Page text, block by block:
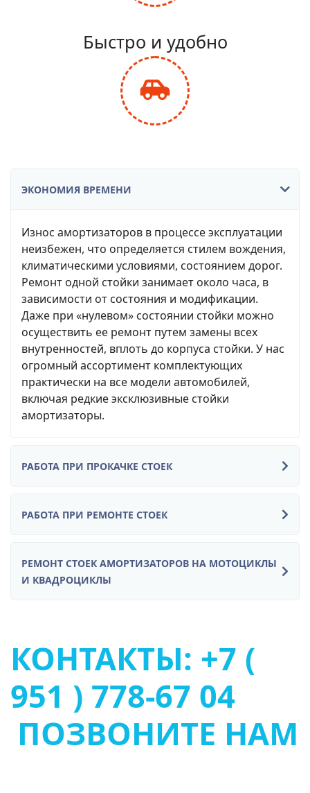
balance-
scale
Быстро и удобно
fas
fa-
ЭКОНОМИЯ ВРЕМЕНИ
Износ амортизаторов в процессе эксплуатации
неизбежен, что определяется стилем вождения,
климатическими условиями, состоянием дорог.
Ремонт одной стойки занимает около часа, в
зависимости от состояния и модификации.
Даже при «нулевом» состоянии стойки можно
осуществить ее ремонт путем замены всех
внутренностей, вплоть до корпуса стойки. У нас
огромный ассортимент комплектующих
практически на все модели автомобилей,
включая редкие эксклюзивные стойки
амортизаторы.
РАБОТА ПРИ ПРОКАЧКЕ СТОЕК
РАБОТА ПРИ РЕМОНТЕ СТОЕК
РЕМОНТ СТОЕК АМОРТИЗАТОРОВ НА МОТОЦИКЛЫ
И КВАДРОЦИКЛЫ
КОНТАКТЫ: +7 (
951 ) 778-67 04
ПОЗВОНИТЕ НАМ